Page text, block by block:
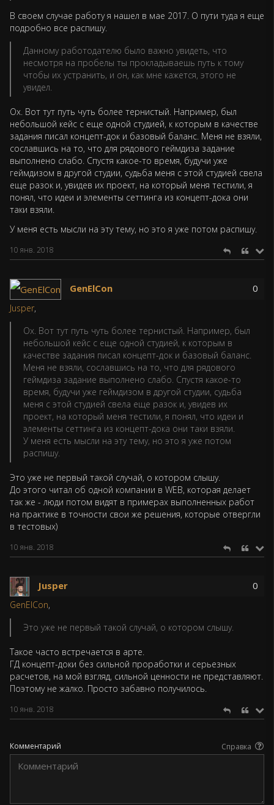
В своем случае работу я нашел в мае 2017. О пути туда я еще
подробно все распишу.
Данному работодателю было важно увидеть, что
несмотря на пробелы ты прокладываешь путь к тому
чтобы их устранить, и он, как мне кажется, этого не
увидел.
Ох. Вот тут путь чуть более тернистый. Например, был
небольшой кейс с еще одной студией, к которым в качестве
задания писал концепт-док и базовый баланс. Меня не взяли,
сославшись на то, что для рядового геймдиза задание
выполнено слабо. Спустя какое-то время, будучи уже
геймдизом в другой студии, судьба меня с этой студией свела
еще разок и, увидев их проект, на который меня тестили, я
понял, что идеи и элементы сеттинга из концепт-дока они
таки взяли.
У меня есть мысли на эту тему, но это я уже потом распишу.
10 янв. 2018
GenElCon 0
Jusper,
Ох. Вот тут путь чуть более тернистый. Например, был
небольшой кейс с еще одной студией, к которым в
качестве задания писал концепт-док и базовый баланс.
Меня не взяли, сославшись на то, что для рядового
геймдиза задание выполнено слабо. Спустя какое-то
время, будучи уже геймдизом в другой студии, судьба
меня с этой студией свела еще разок и, увидев их
проект, на который меня тестили, я понял, что идеи и
элементы сеттинга из концепт-дока они таки взяли.
У меня есть мысли на эту тему, но это я уже потом
распишу.
Это уже не первый такой случай, о котором слышу.
До этого читал об одной компании в WEB, которая делает
так же - люди потом видят в примерах выполненных работ
на практике в точности свои же решения, которые отвергли
в тестовых)
10 янв. 2018
Jusper 0
GenElCon,
Это уже не первый такой случай, о котором слышу.
Такое часто встречается в арте.
ГД концепт-доки без сильной проработки и серьезных
расчетов, на мой взгляд, сильной ценности не представляют.
Поэтому не жалко. Просто забавно получилось.
10 янв. 2018
Комментарий Справка